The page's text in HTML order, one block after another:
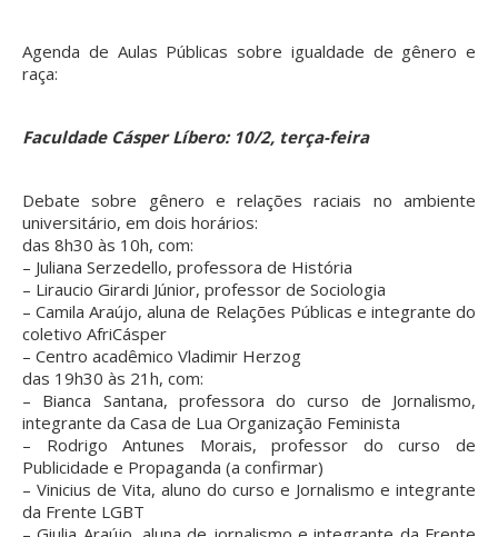
Agenda de Aulas Públicas sobre igualdade de gênero e
raça:
Faculdade Cásper Líbero: 10/2, terça-feira
Debate sobre gênero e relações raciais no ambiente
universitário, em dois horários:
das 8h30 às 10h, com:
– Juliana Serzedello, professora de História
– Liraucio Girardi Júnior, professor de Sociologia
– Camila Araújo, aluna de Relações Públicas e integrante do
coletivo AfriCásper
– Centro acadêmico Vladimir Herzog
das 19h30 às 21h, com:
– Bianca Santana, professora do curso de Jornalismo,
integrante da Casa de Lua Organização Feminista
– Rodrigo Antunes Morais, professor do curso de
Publicidade e Propaganda (a confirmar)
– Vinicius de Vita, aluno do curso e Jornalismo e integrante
da Frente LGBT